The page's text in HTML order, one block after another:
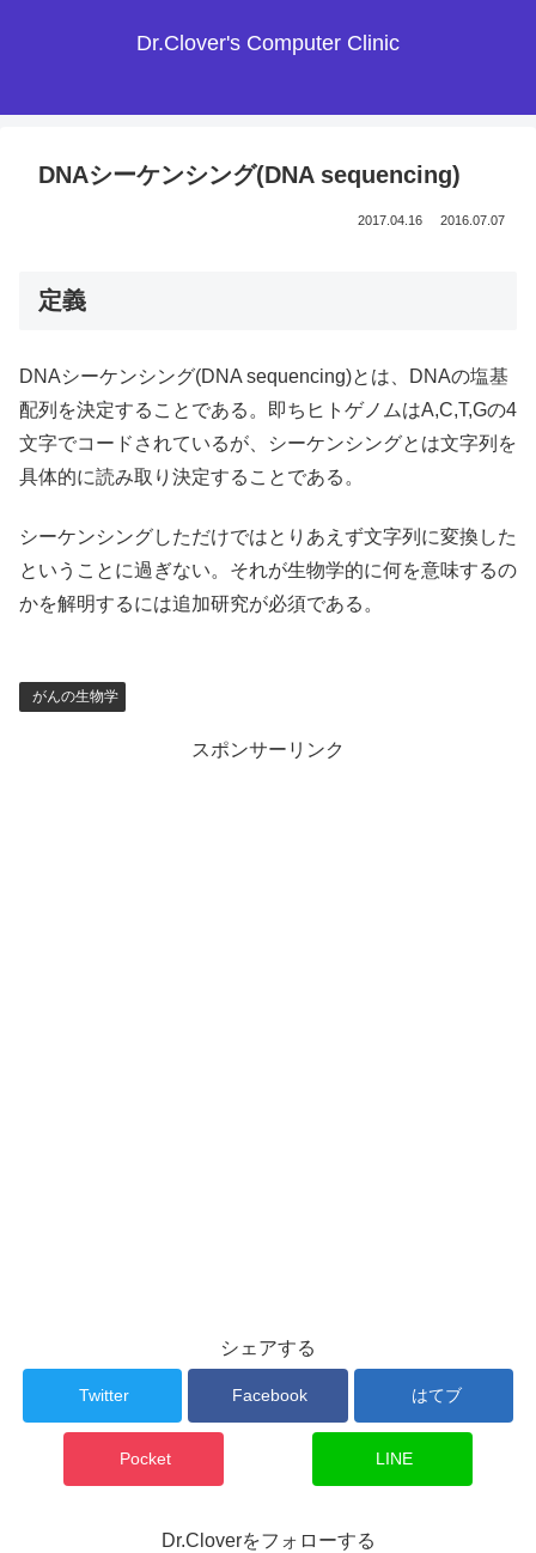
Dr.Clover's Computer Clinic
DNAシーケンシング(DNA sequencing)
2017.04.16 2016.07.07
定義
DNAシーケンシング(DNA sequencing)とは、DNAの塩基
配列を決定することである。即ちヒトゲノムはA,C,T,Gの4
文字でコードされているが、シーケンシングとは文字列を
具体的に読み取り決定することである。
シーケンシングしただけではとりあえず文字列に変換した
ということに過ぎない。それが生物学的に何を意味するの
かを解明するには追加研究が必須である。
がんの生物学
スポンサーリンク
シェアする
Twitter Facebook はてブ
Pocket LINE
Dr.Cloverをフォローする